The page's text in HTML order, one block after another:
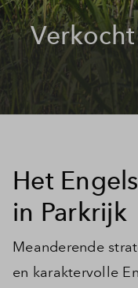
Het
in Parkrijk
Meanderende
en karaktervolle